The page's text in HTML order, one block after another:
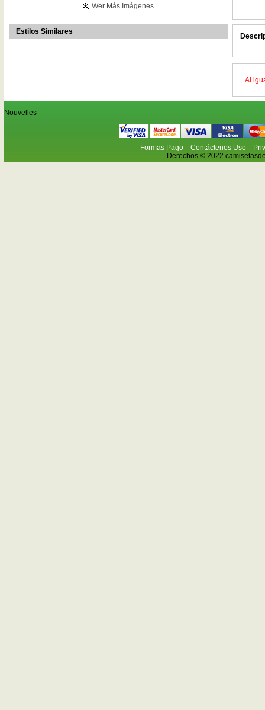
Wer Más Imágenes
Estilos Similares
Al
Nouvelles
Formas Pago Contáctenos Uso
Derechos © 2022